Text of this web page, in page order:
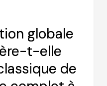
globale
t-elle
de